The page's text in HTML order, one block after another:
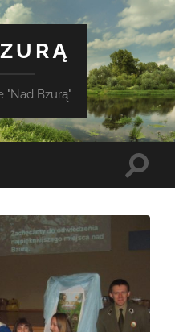
"Nad Bzurą"
Toggle